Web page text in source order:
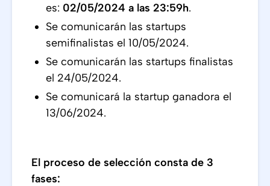
es: 02/05/2024 a las 23:59h.
Se comunicarán las startups
semifinalistas el 10/05/2024.
Se comunicarán las startups finalistas
el 24/05/2024.
Se comunicará la startup ganadora el
13/06/2024.
El proceso de selección consta de 3
fases: